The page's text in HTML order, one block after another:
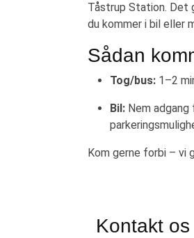
Tåstrup Station. Det
du kommer i bil eller
Sådan
Tog/bus: 1–2
Bil: Nem
Kom gerne forbi – vi
Kontakt os